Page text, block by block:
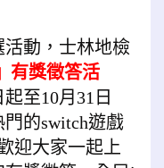
動，士林地檢
有獎徵答活
至10月31日
的switch遊戲
迎大家一起上